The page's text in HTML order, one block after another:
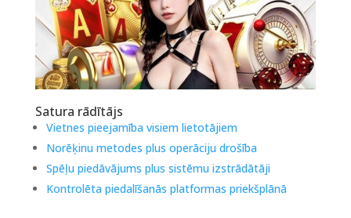
Satura rādītājs
Vietnes pieejamība visiem lietotājiem
Norēķinu metodes plus operāciju drošība
Spēļu piedāvājums plus sistēmu izstrādātāji
Kontrolēta piedalīšanās platformas priekšplānā